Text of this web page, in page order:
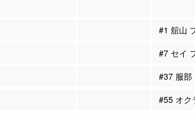
#1 舘山
#7 セイ
#37 服部
#55 オク